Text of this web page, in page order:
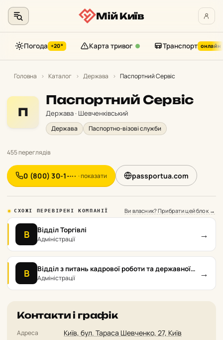
Мій Київ
Погода +20° Карта тривог Транспорт онлайн
Головна › Каталог › Держава › Паспортний Сервіс
П
Паспортний Сервіс
Держава · Шевченківський
Держава Паспортно-візові служби
455 переглядів
0 (800) 30-1-··· · показати passportua.com
СХОЖІ ПЕРЕВІРЕНІ КОМПАНІЇ Ви власник? Прибрати цей блок →
В Відділ Торгівлі
Адміністрації →
В
Відділ з питань кадрової роботи та державної
служби Шевченківської РГА
Адміністрації →
Контакти і графік
Адреса Київ, бул. Тараса Шевченко, 27, Київ